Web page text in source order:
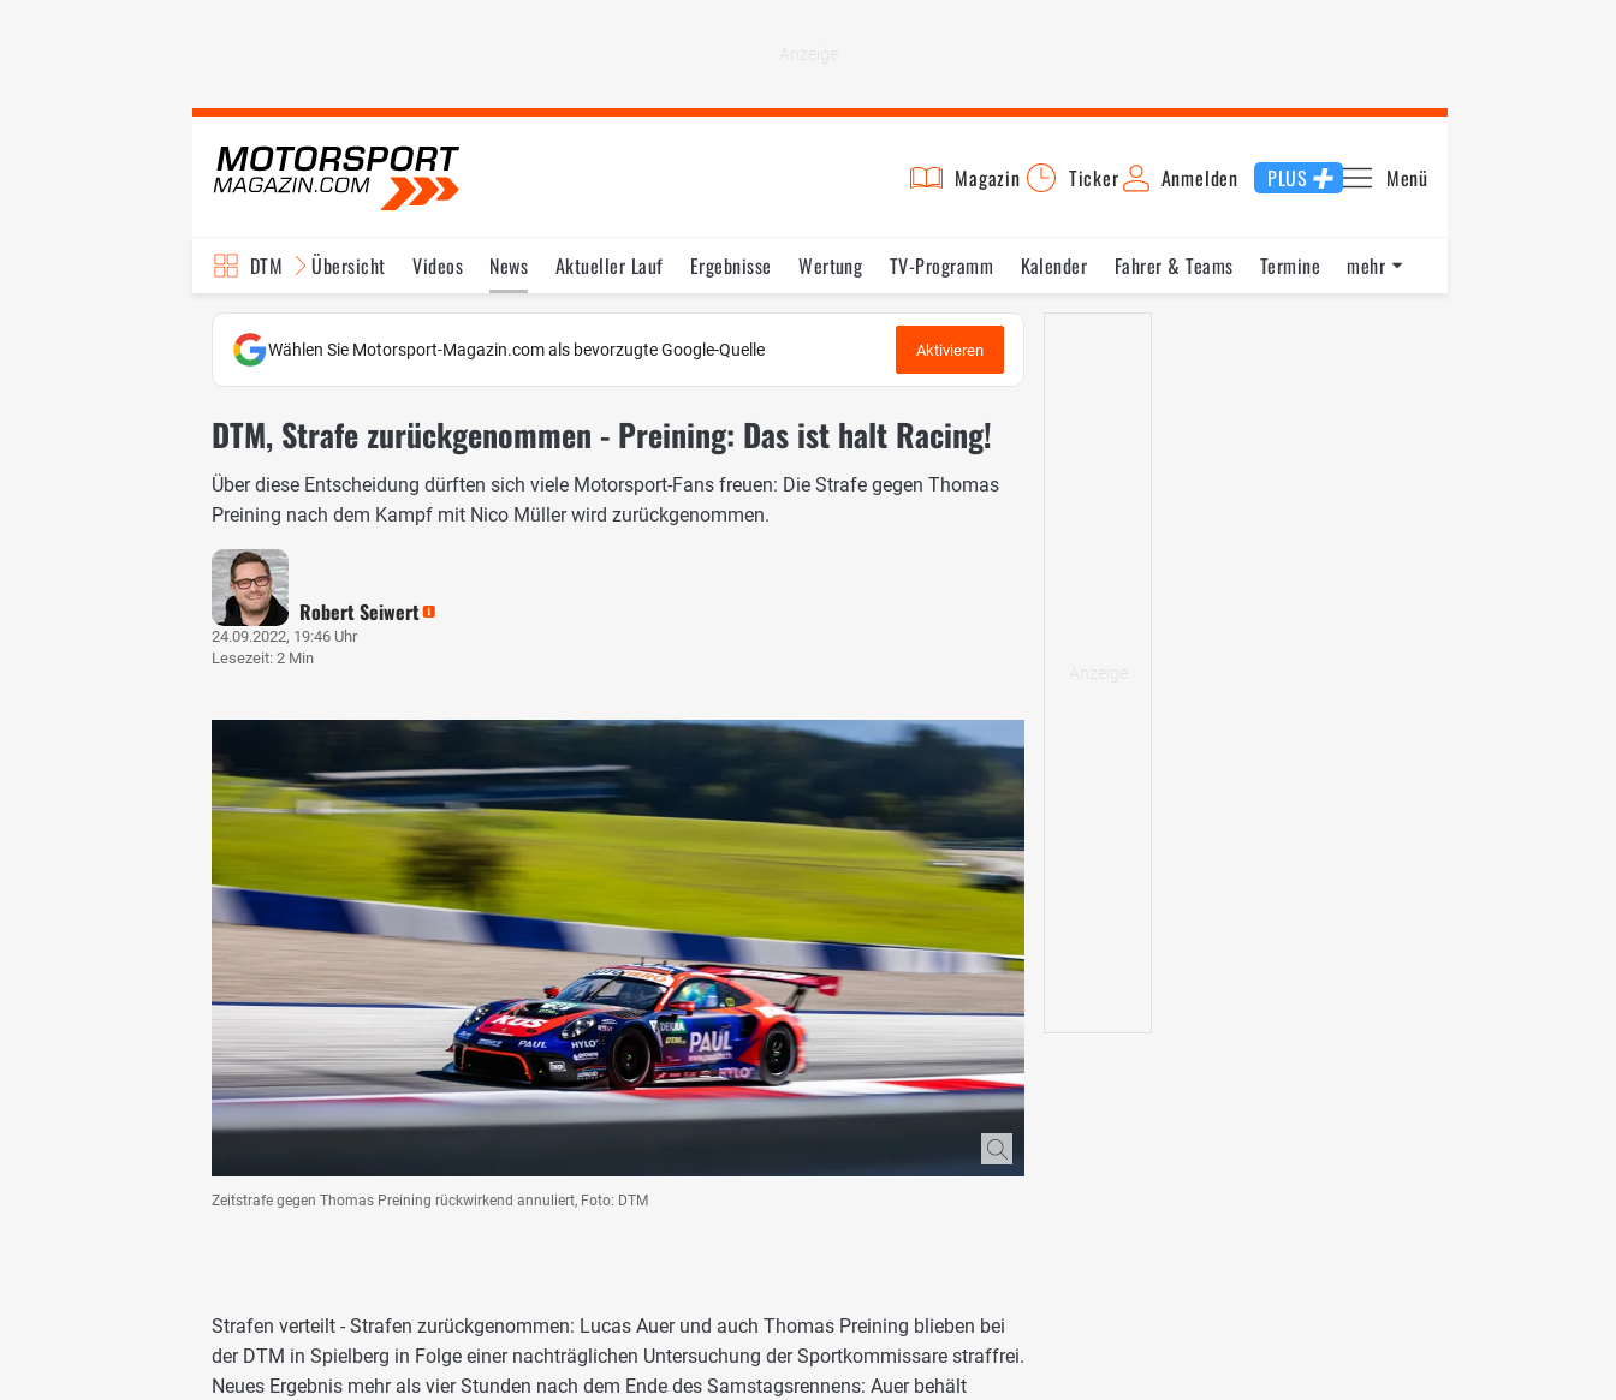
Magazin Ticker Anmelden PLUS Menü
DTM Übersicht Videos News Aktueller Lauf Ergebnisse Wertung TV-Programm Kalender Fahrer & Teams
Termine
Reglement
Bilder
mehr
Wählen Sie Motorsport-Magazin.com als bevorzugte Google-Quelle Aktivieren
DTM, Strafe zurückgenommen - Preining: Das ist halt Racing!
Über diese Entscheidung dürften sich viele Motorsport-Fans freuen: Die Strafe gegen Thomas
Preining nach dem Kampf mit Nico Müller wird zurückgenommen.
Robert Seiwert
24.09.2022, 19:46 Uhr
Lesezeit: 2 Min
Zeitstrafe gegen Thomas Preining rückwirkend annuliert, Foto: DTM
Strafen verteilt - Strafen zurückgenommen: Lucas Auer und auch Thomas Preining blieben bei
der DTM in Spielberg in Folge einer nachträglichen Untersuchung der Sportkommissare straffrei.
Neues Ergebnis mehr als vier Stunden nach dem Ende des Samstagsrennens: Auer behält